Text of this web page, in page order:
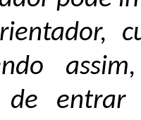
de